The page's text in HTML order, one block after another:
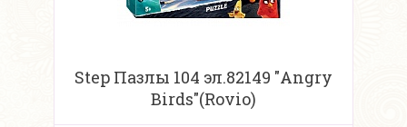
Step Пазлы 104 эл.82149 "Angry
Birds"(Rovio)